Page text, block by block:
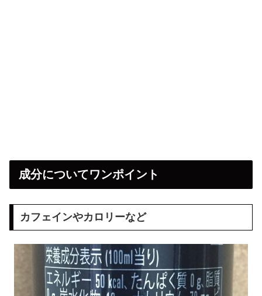
成分についてワンポイント
カフェインやカロリーなど